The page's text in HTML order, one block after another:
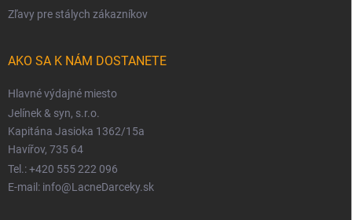
Zľavy pre stálych zákazníkov
AKO SA K NÁM DOSTANETE
Hlavné výdajné miesto
Jelínek & syn, s.r.o.
Kapitána Jasioka 1362/15a
Havířov, 735 64
Tel.: +420 555 222 096
E-mail: info@LacneDarceky.sk